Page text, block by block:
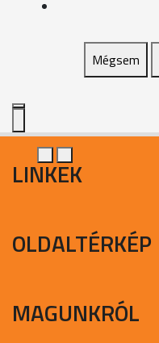
Mégsem
LINKEK
OLDALTÉRKÉP
MAGUNKRÓL